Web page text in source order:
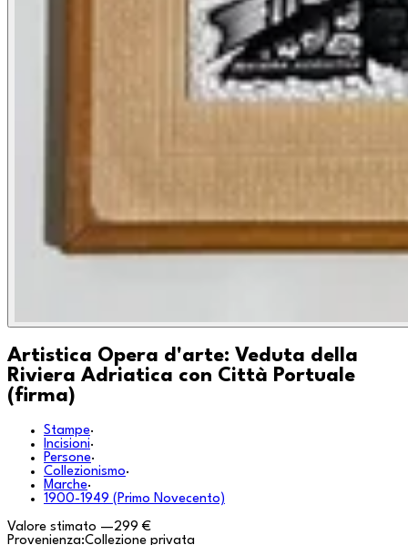
Artistica Opera d'arte: Veduta della
Riviera Adriatica con Città Portuale
(firma)
Stampe·
Incisioni·
Persone·
Collezionismo·
Marche·
1900-1949 (Primo Novecento)
Valore stimato —299 €
Provenienza:Collezione privata